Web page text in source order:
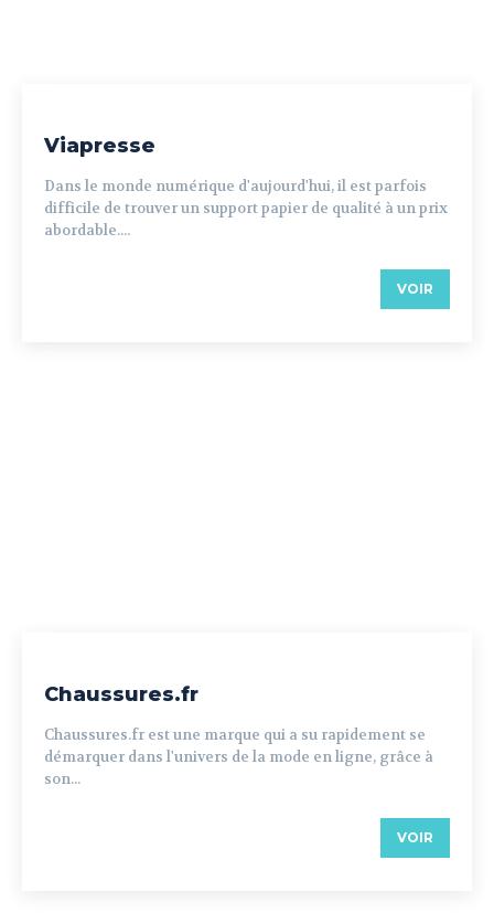
Viapresse
Dans le monde numérique d'aujourd'hui, il est parfois
difficile de trouver un support papier de qualité à un prix
abordable....
VOIR
Chaussures.fr
Chaussures.fr est une marque qui a su rapidement se
démarquer dans l'univers de la mode en ligne, grâce à
son...
VOIR